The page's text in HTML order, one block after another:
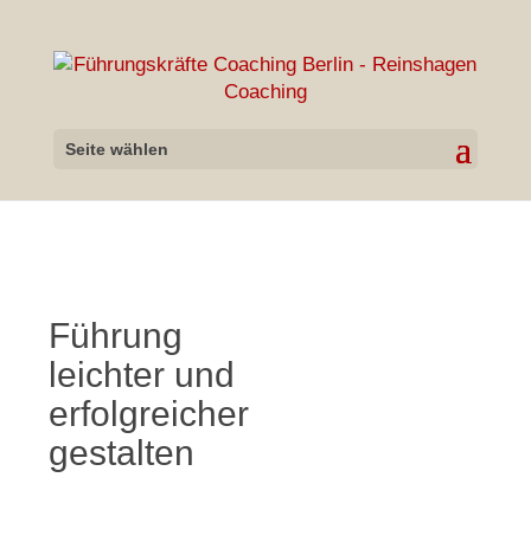
Seite wählen
Führung
leichter und
erfolgreicher
gestalten